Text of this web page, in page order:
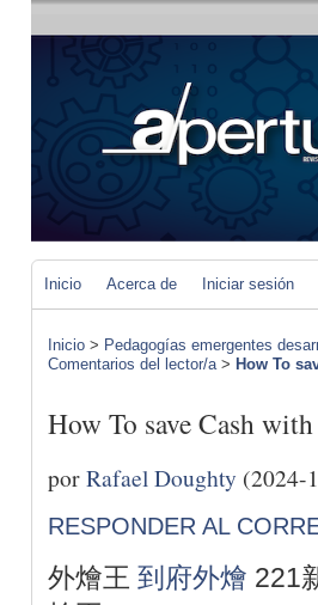
Inicio Acerca de Iniciar sesión
Inicio > Pedagogías emergentes
Comentarios del lector/a> How To
How To save Cash
porRafael Doughty (2024-
RESPONDER AL
外燴王 到府外燴 221